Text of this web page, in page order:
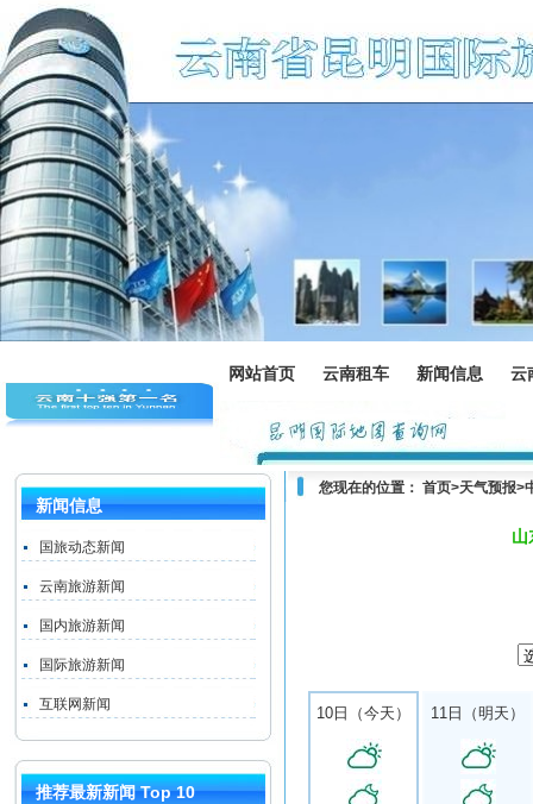
网站首页 云南租车 新闻信息 云
新闻信息
国旅动态新闻
云南旅游新闻
国内旅游新闻
国际旅游新闻
互联网新闻
推荐最新新闻 Top 10
您现在的位置： 首页>天气预报>
山
10日（今天） 11日（明天）